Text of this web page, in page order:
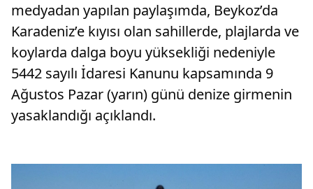
medyadan yapılan paylaşımda, Beykoz’da
Karadeniz’e kıyısı olan sahillerde, plajlarda ve
koylarda dalga boyu yüksekliği nedeniyle
5442 sayılı İdaresi Kanunu kapsamında 9
Ağustos Pazar (yarın) günü denize girmenin
yasaklandığı açıklandı.